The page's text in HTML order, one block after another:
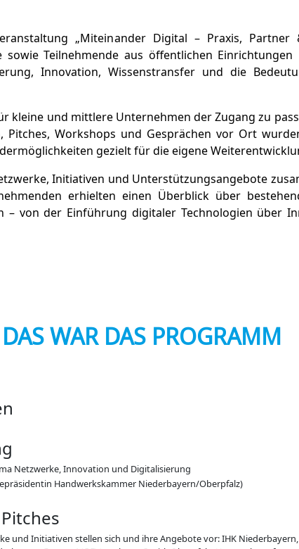
„Miteinander Digital – Praxis, Partner
sowie Teilnehmende aus öffentlichen
Innovation, Wissenstransfer und die
kleine und mittlere Unternehmen der Zugang zu
Workshops und Gesprächen vor Ort
gezielt für die eigene
Initiativen und Unterstützungsangebote
erhielten einen Überblick über
von der Einführung digitaler Technologien über
DAS WAR DAS PROGRAMM
Netzwerke, Innovation und Digitalisierung
Handwerkskammer Niederbayern/Oberpfalz)
und Initiativen stellen sich und ihre Angebote vor: IHK